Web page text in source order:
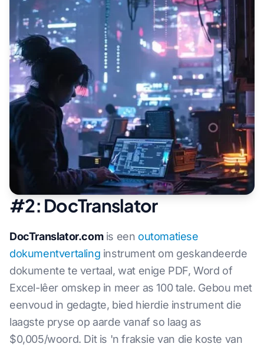
#2: DocTranslator
DocTranslator.comis een outomatiese
dokumentvertaling instrument om geskandeerde
dokumente te vertaal, wat enige PDF, Word of
Excel-lêer omskep in meer as 100 tale. Gebou met
eenvoud in gedagte, bied hierdie instrument die
laagste pryse op aarde vanaf so laag as
$0,005/woord. Dit is 'n fraksie van die koste van